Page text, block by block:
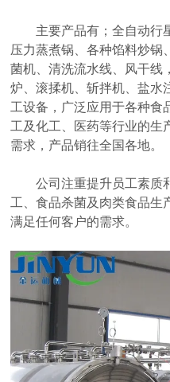
主要产品有；全自动行星
压力蒸煮锅、各种馅料炒锅
菌机、清洗流水线、风干线
炉、滚揉机、斩拌机、盐水
工设备，广泛应用于各种食
工及化工、医药等行业的生
需求，产品销往全国各地。
公司注重提升员工素质
工、食品杀菌及肉类食品生
满足任何客户的需求。